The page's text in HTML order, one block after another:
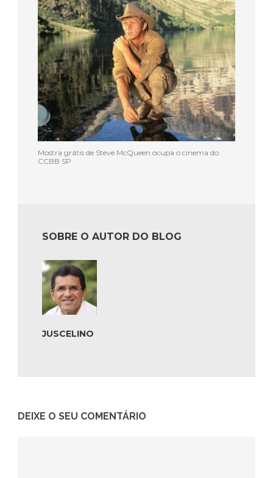
Mostra grátis de Steve McQueen ocupa o cinema do
CCBB SP
SOBRE O AUTOR DO BLOG
JUSCELINO
DEIXE O SEU COMENTÁRIO